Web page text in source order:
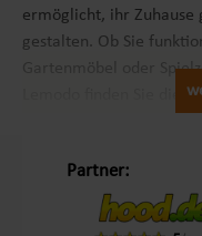
ermöglicht, ihr Zuhause
gestalten. Ob Sie
Gartenmöbel oder
Lemodo finden Sie die
Mit dem Leitsatz
Partner: